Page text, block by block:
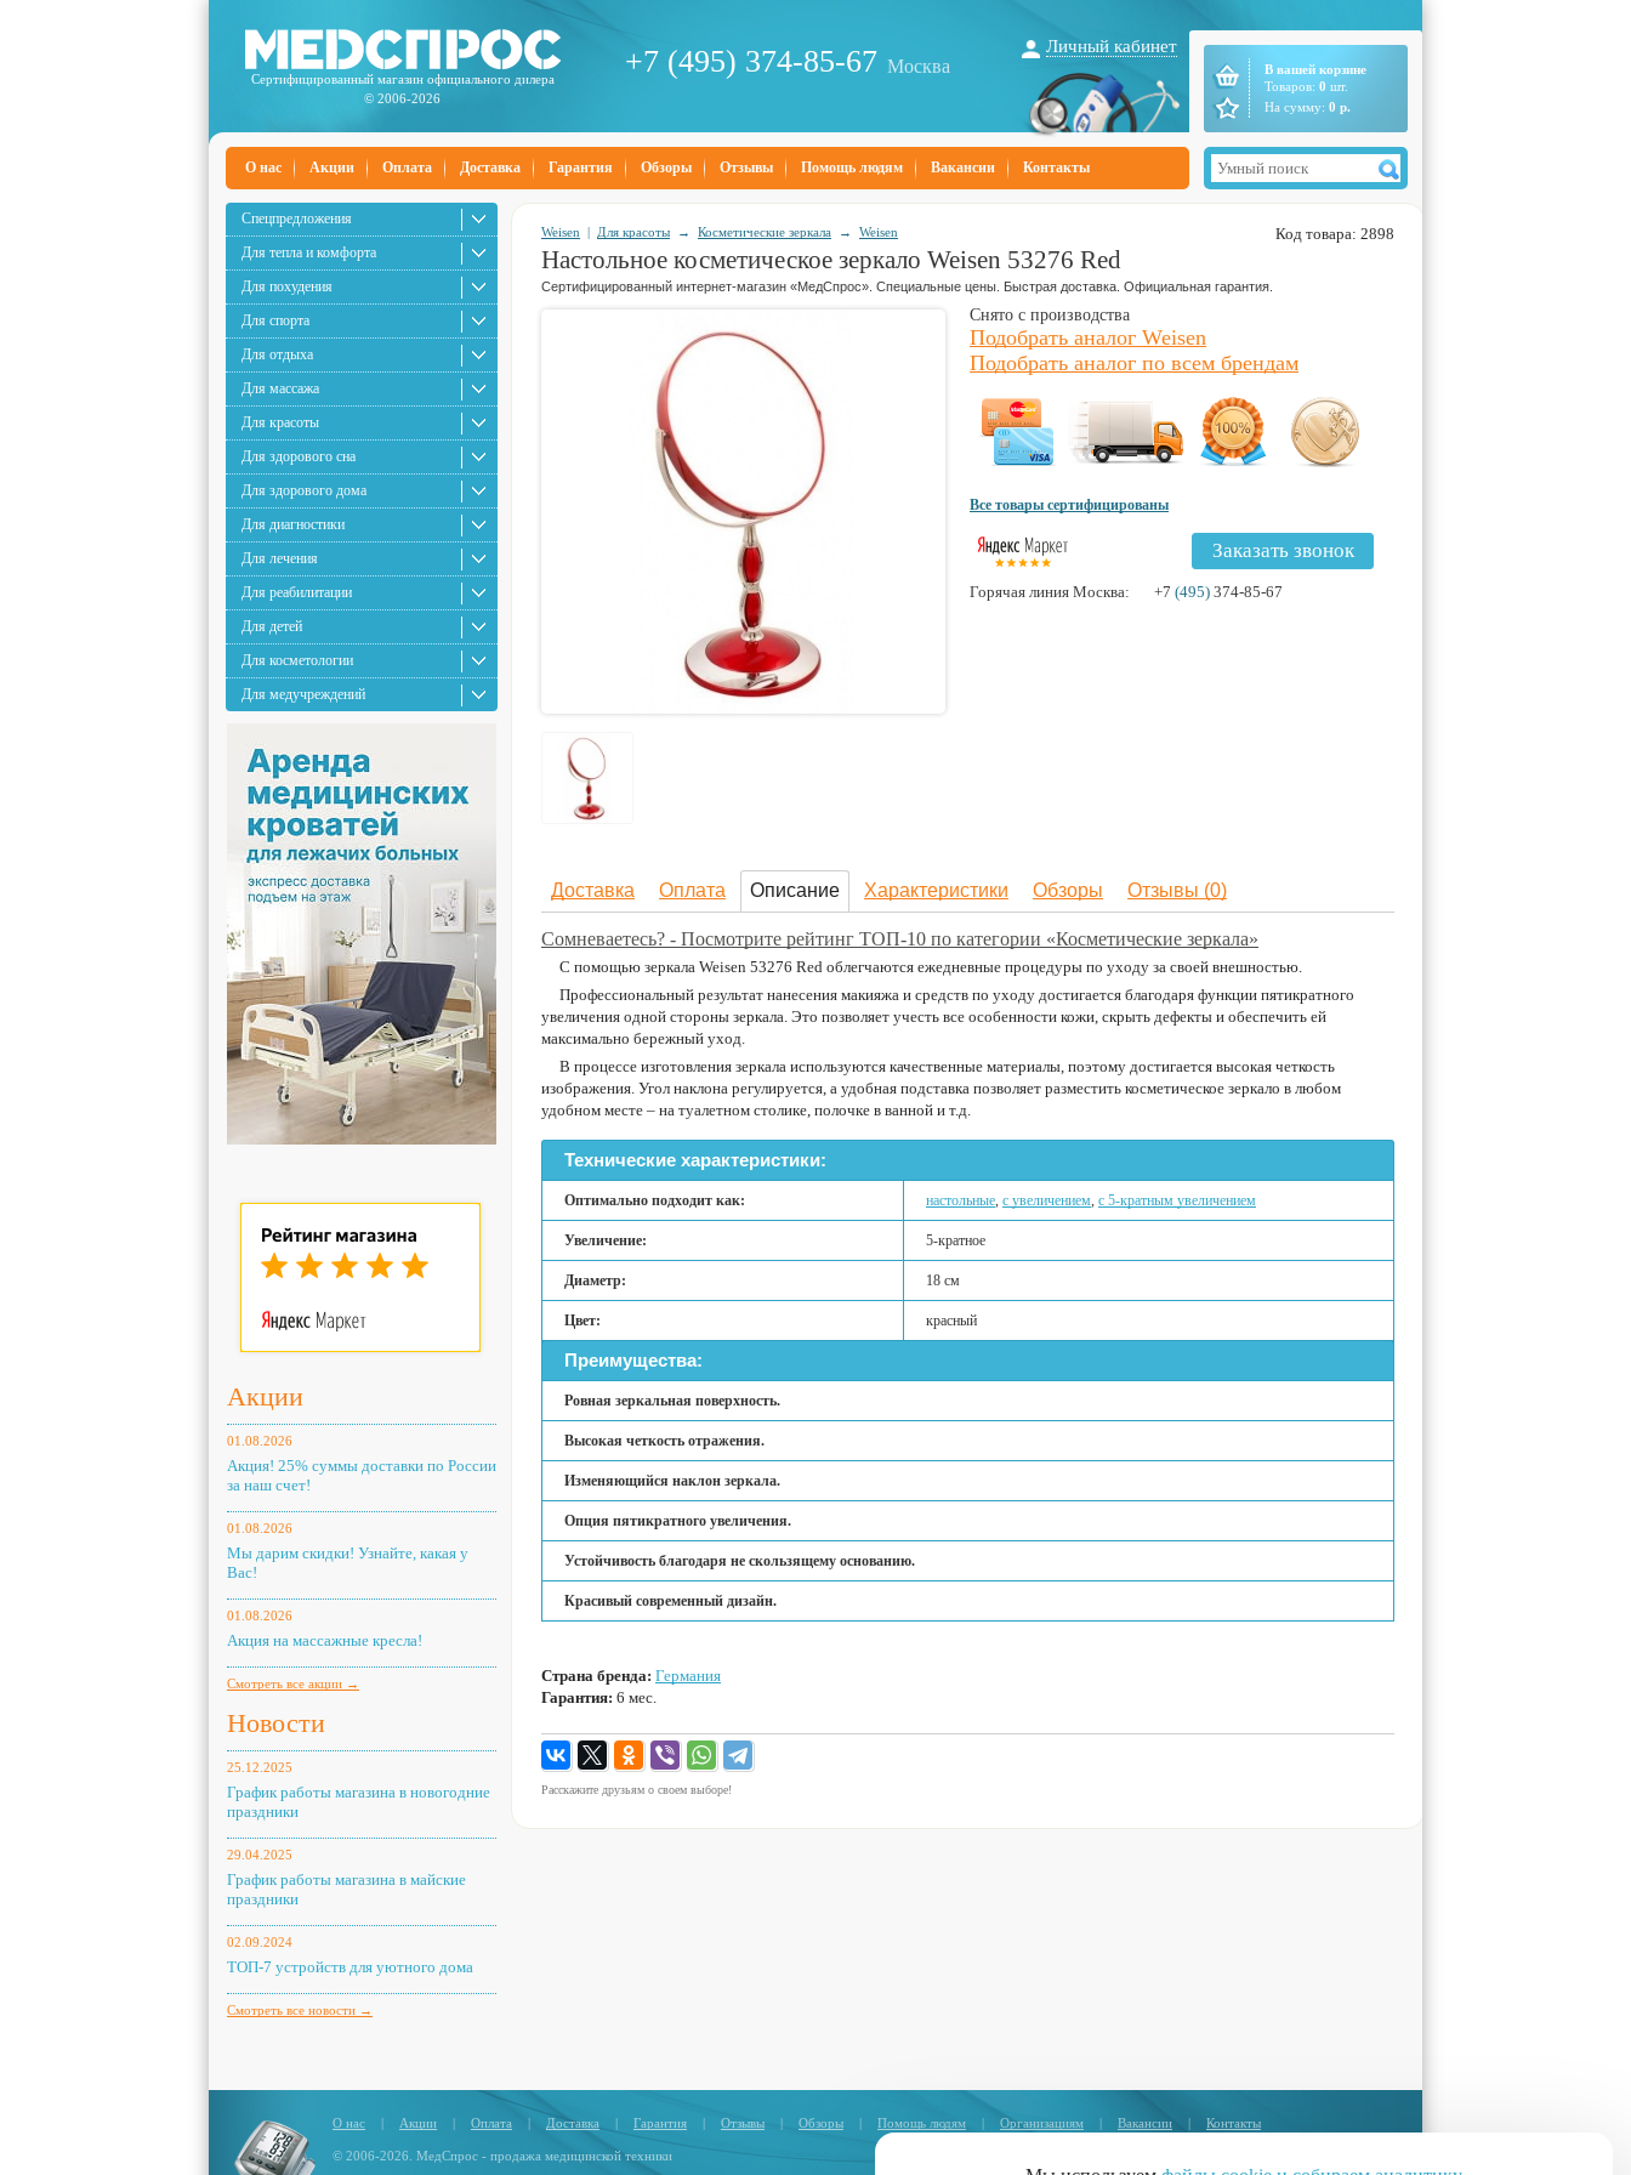
Сертифицированный магазин официального дилера
© 2006-2026
+7 (495) 374-85-67 Москва
Личный кабинет
В вашей корзине
Товаров: 0 шт.
На сумму: 0 р.
О нас Акции Оплата Доставка Гарантия Обзоры Отзывы Помощь людям Вакансии Контакты
Спецпредложения
Для тепла и комфорта
Для похудения
Для спорта
Для отдыха
Для массажа
Для красоты
Для здорового сна
Для здорового дома
Для диагностики
Для лечения
Для реабилитации
Для детей
Для косметологии
Для медучреждений
Акции
01.08.2026
Акция! 25% суммы доставки по России
за наш счет!
01.08.2026
Мы дарим скидки! Узнайте, какая у
Вас!
01.08.2026
Акция на массажные кресла!
Смотреть все акции →
Новости
25.12.2025
График работы магазина в новогодние
праздники
29.04.2025
График работы магазина в майские
праздники
02.09.2024
ТОП-7 устройств для уютного дома
Смотреть все новости →
Код товара: 2898
Weisen | Для красоты → Косметические зеркала → Weisen
Настольное косметическое зеркало Weisen 53276 Red
Сертифицированный интернет-магазин «МедСпрос». Специальные цены. Быстрая доставка. Официальная гарантия.
Снято с производства
Подобрать аналог Weisen
Подобрать аналог по всем брендам
Все товары сертифицированы
Заказать звонок
Горячая линия Москва: +7 (495) 374-85-67
Доставка Оплата Описание Характеристики Обзоры Отзывы (0)
Сомневаетесь? - Посмотрите рейтинг ТОП-10 по категории «Косметические зеркала»
С помощью зеркала Weisen 53276 Red облегчаются ежедневные процедуры по уходу за своей внешностью.
Профессиональный результат нанесения макияжа и средств по уходу достигается благодаря функции пятикратного
увеличения одной стороны зеркала. Это позволяет учесть все особенности кожи, скрыть дефекты и обеспечить ей
максимально бережный уход.
В процессе изготовления зеркала используются качественные материалы, поэтому достигается высокая четкость
изображения. Угол наклона регулируется, а удобная подставка позволяет разместить косметическое зеркало в любом
удобном месте – на туалетном столике, полочке в ванной и т.д.
Технические характеристики:
Оптимально подходит как: настольные, с увеличением, с 5-кратным увеличением
Увеличение: 5-кратное
Диаметр: 18 см
Цвет: красный
Преимущества:
Ровная зеркальная поверхность.
Высокая четкость отражения.
Изменяющийся наклон зеркала.
Опция пятикратного увеличения.
Устойчивость благодаря не скользящему основанию.
Красивый современный дизайн.
Страна бренда: Германия
Гарантия: 6 мес.
Расскажите друзьям о своем выборе!
О нас | Акции | Оплата | Доставка | Гарантия | Отзывы | Обзоры | Помощь людям | Организациям | Вакансии | Контакты
© 2006-2026. МедСпрос - продажа медицинской техники